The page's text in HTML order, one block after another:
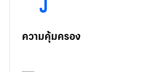
ความคุ้มครอง